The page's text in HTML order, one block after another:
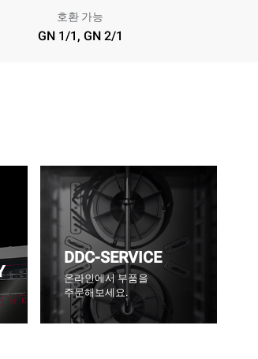
호환 가능
GN 1/1, GN 2/1
DDC-SERVICE
온라인에서 부품을
주문해보세요.